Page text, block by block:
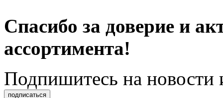
Спасибо за доверие и
ассортимента!
Подпишитеcь на